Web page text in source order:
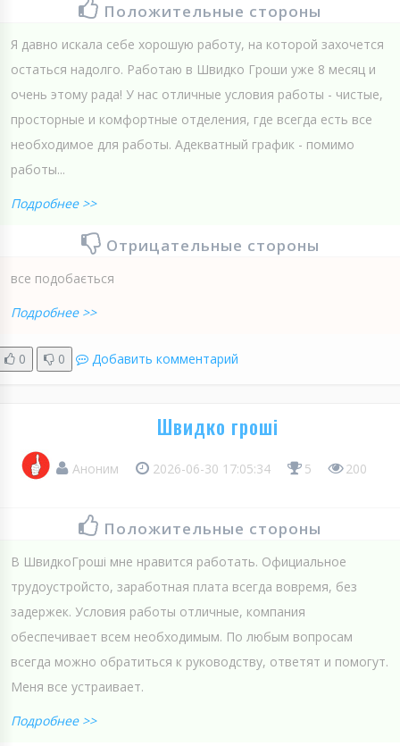
Положительные стороны
Я давно искала себе хорошую работу, на которой захочется
остаться надолго. Работаю в Швидко Гроши уже 8 месяц и
очень этому рада! У нас отличные условия работы - чистые,
просторные и комфортные отделения, где всегда есть все
необходимое для работы. Адекватный график - помимо
работы...
Подробнее >>
Отрицательные стороны
все подобається
Подробнее >>
0 0 Добавить комментарий
Швидко гроші
Аноним 2026-06-30 17:05:34 5 200
Положительные стороны
В ШвидкоГроші мне нравится работать. Официальное
трудоустройсто, заработная плата всегда вовремя, без
задержек. Условия работы отличные, компания
обеспечивает всем необходимым. По любым вопросам
всегда можно обратиться к руководству, ответят и помогут.
Меня все устраивает.
Подробнее >>